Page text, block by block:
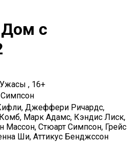
с
, 16+
Джеффери Ричардс,
Марк Адамс, Кэндис Лиск,
Массон, Стюарт Симпсон, Грейс
Ши, Аттикус Бенджссон